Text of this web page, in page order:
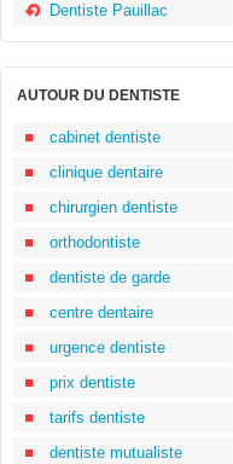
Dentiste Pauillac
AUTOUR DU DENTISTE
cabinet dentiste
clinique dentaire
chirurgien dentiste
orthodontiste
dentiste de garde
centre dentaire
urgence dentiste
prix dentiste
tarifs dentiste
dentiste mutualiste